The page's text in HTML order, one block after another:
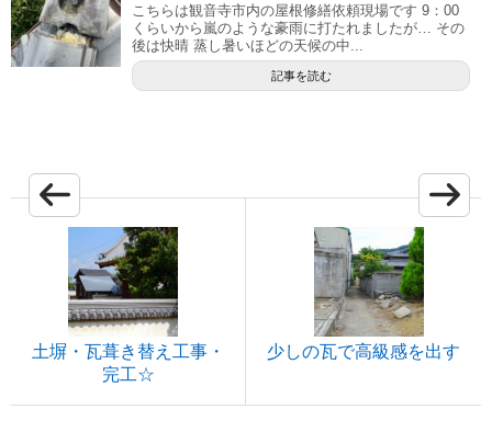
こちらは観音寺市内の屋根修繕依頼現場です 9：00
くらいから嵐のような豪雨に打たれましたが… その
後は快晴 蒸し暑いほどの天候の中...
記事を読む
土塀・瓦葺き替え工事・
完工☆
少しの瓦で高級感を出す